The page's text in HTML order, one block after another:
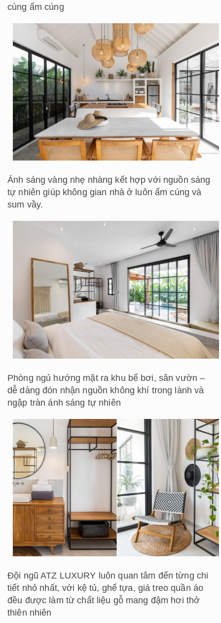
cùng ấm cúng
Ánh sáng vàng nhẹ nhàng kết hợp với nguồn sáng
tự nhiên giúp không gian nhà ở luôn ấm cúng và
sum vầy.
Phòng ngủ hướng mặt ra khu bể bơi, sân vườn –
dễ dàng đón nhận nguồn không khí trong lành và
ngập tràn ánh sáng tự nhiên
Đội ngũ ATZ LUXURY luôn quan tâm đến từng chi
tiết nhỏ nhất, với kệ tủ, ghế tựa, giá treo quần áo
đều được làm từ chất liệu gỗ mang đậm hơi thở
thiên nhiên